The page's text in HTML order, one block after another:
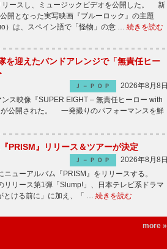
ースし、ミュージックビデオを公開した。 新
開となった実写映画『ブルーロック』の主題
）は、スペイン語で「怪物」の意 … 続きを読む
を迎えたバンドアレンジで「無責任ヒー
Ｊ－ＰＯＰ
2026年8月8日
ス映像『SUPER EIGHT – 無責任ヒーロー with
が公開された。 一発撮りのパフォーマンスを鮮
PRISM』リリース＆ツアーが決定
Ｊ－ＰＯＰ
2026年8月8日
ューアルバム『PRISM』をリリースする。
リース第1弾「Slump!」、日本テレビ系ドラマ
とける前に」に加え、「 … 続きを読む
more »